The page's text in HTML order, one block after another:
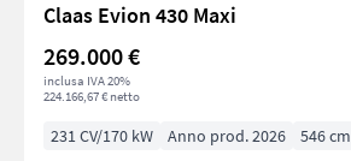
Claas Evion 430 Maxi
269.000 €
inclusa IVA 20%
224.166,67 € netto
231 CV/170 kW Anno prod. 2026 546 cm